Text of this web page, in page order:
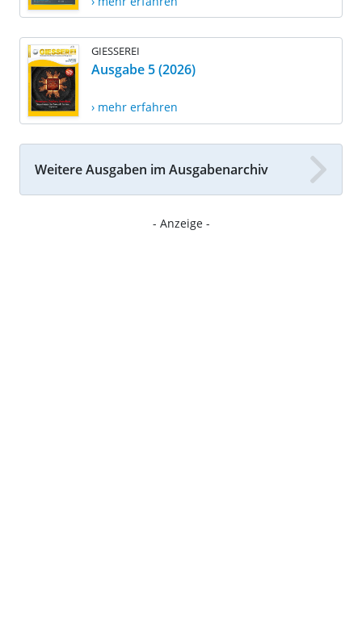
GIESSEREI
Ausgabe 5 (2026)
› mehr erfahren
Weitere Ausgaben im Ausgabenarchiv
- Anzeige -